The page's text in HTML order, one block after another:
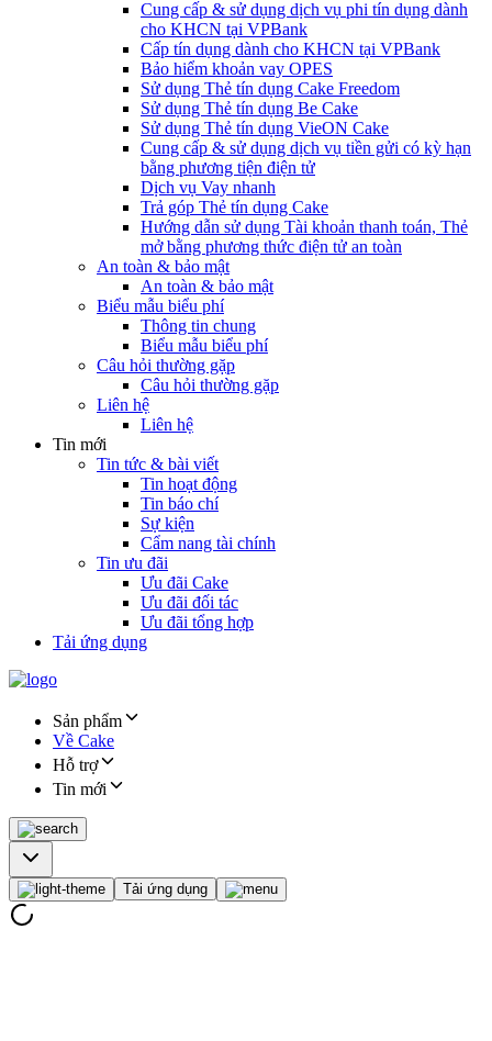
Cung cấp & sử dụng dịch vụ phi tín dụng dành
cho KHCN tại VPBank
Cấp tín dụng dành cho KHCN tại VPBank
Bảo hiểm khoản vay OPES
Sử dụng Thẻ tín dụng Cake Freedom
Sử dụng Thẻ tín dụng Be Cake
Sử dụng Thẻ tín dụng VieON Cake
Cung cấp & sử dụng dịch vụ tiền gửi có kỳ hạn
bằng phương tiện điện tử
Dịch vụ Vay nhanh
Trả góp Thẻ tín dụng Cake
Hướng dẫn sử dụng Tài khoản thanh toán, Thẻ
mở bằng phương thức điện tử an toàn
An toàn & bảo mật
An toàn & bảo mật
Biểu mẫu biểu phí
Thông tin chung
Biểu mẫu biểu phí
Câu hỏi thường gặp
Câu hỏi thường gặp
Liên hệ
Liên hệ
Tin mới
Tin tức & bài viết
Tin hoạt động
Tin báo chí
Sự kiện
Cẩm nang tài chính
Tin ưu đãi
Ưu đãi Cake
Ưu đãi đối tác
Ưu đãi tổng hợp
Tải ứng dụng
Sản phẩm
Về Cake
Hỗ trợ
Tin mới
Tải ứng dụng